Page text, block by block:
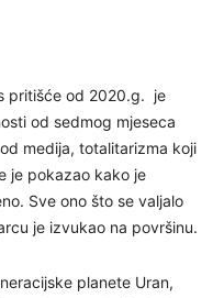
pritišće od 2020.g. je
od sedmog mjeseca
medija, totalitarizma koji
je pokazao kako je
Sve ono što se valjalo
je izvukao na površinu.
planete Uran,